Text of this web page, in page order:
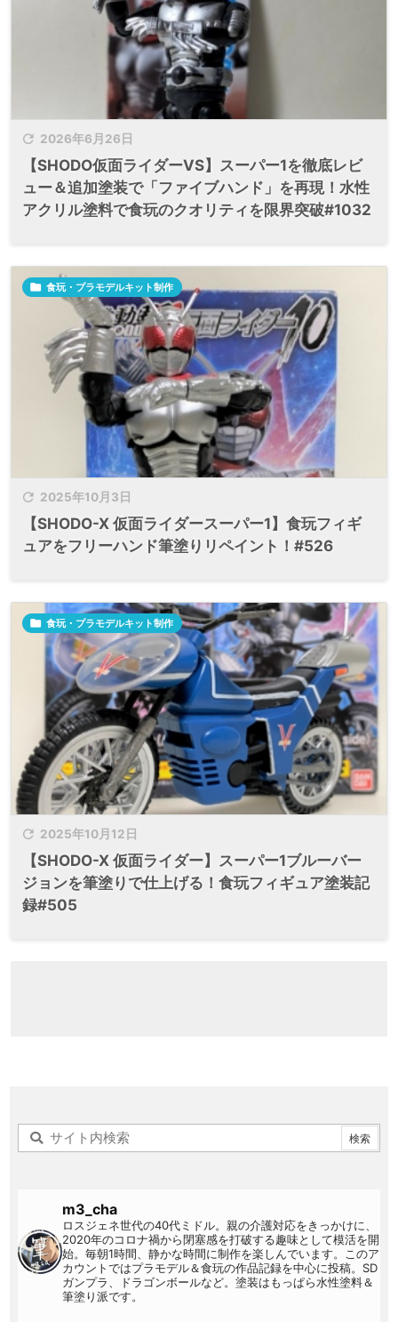
 2026年6月26日
【SHODO仮面ライダーVS】スーパー1を徹底レビ
ュー＆追加塗装で「ファイブハンド」を再現！水性
アクリル塗料で食玩のクオリティを限界突破#1032
 2025年10月3日
 食玩・プラモデルキット制作
【SHODO-X 仮面ライダースーパー1】食玩フィギ
ュアをフリーハンド筆塗りリペイント！#526
 2025年10月12日
 食玩・プラモデルキット制作
【SHODO-X 仮面ライダー】スーパー1ブルーバー
ジョンを筆塗りで仕上げる！食玩フィギュア塗装記
録#505
m3_cha
ロスジェネ世代の40代ミドル。親の介護対応をきっかけに、
2020年のコロナ禍から閉塞感を打破する趣味として模活を開
始。毎朝1時間、静かな時間に制作を楽しんでいます。このア
カウントではプラモデル＆食玩の作品記録を中心に投稿。SD
ガンプラ、ドラゴンボールなど。塗装はもっぱら水性塗料＆
筆塗り派です。